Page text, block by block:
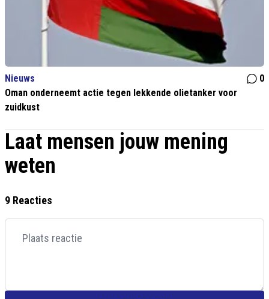
Nieuws
0
Oman onderneemt actie tegen lekkende olietanker voor
zuidkust
Laat mensen jouw mening
weten
9 Reacties